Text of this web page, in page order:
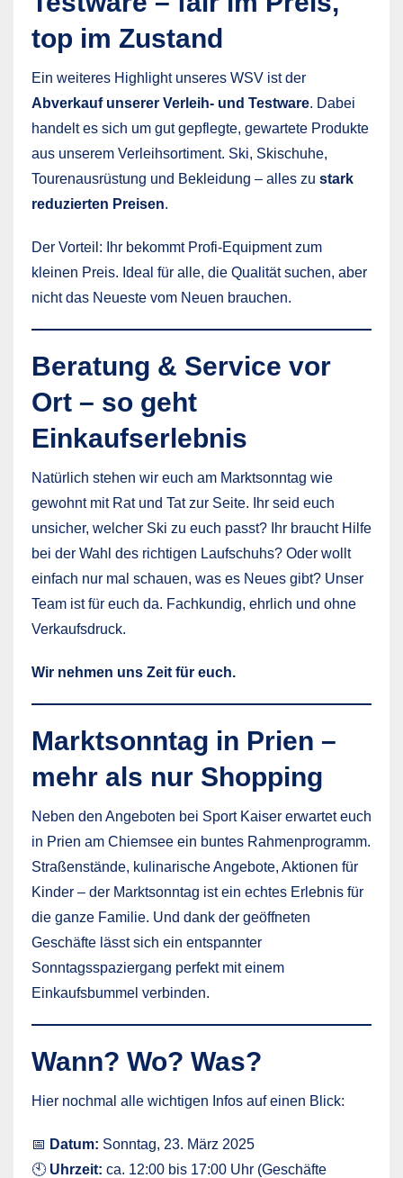
top im Zustand
Ein weiteres Highlight unseres WSV ist der
Abverkauf unserer Verleih- und Testware. Dabei
handelt es sich um gut gepflegte, gewartete Produkte
aus unserem Verleihsortiment. Ski, Skischuhe,
Tourenausrüstung und Bekleidung – alles zu stark
reduzierten Preisen.
Der Vorteil: Ihr bekommt Profi-Equipment zum
kleinen Preis. Ideal für alle, die Qualität suchen, aber
nicht das Neueste vom Neuen brauchen.
Beratung & Service vor
Ort – so geht
Einkaufserlebnis
Natürlich stehen wir euch am Marktsonntag wie
gewohnt mit Rat und Tat zur Seite. Ihr seid euch
unsicher, welcher Ski zu euch passt? Ihr braucht Hilfe
bei der Wahl des richtigen Laufschuhs? Oder wollt
einfach nur mal schauen, was es Neues gibt? Unser
Team ist für euch da. Fachkundig, ehrlich und ohne
Verkaufsdruck.
Wir nehmen uns Zeit für euch.
Marktsonntag in Prien –
mehr als nur Shopping
Neben den Angeboten bei Sport Kaiser erwartet euch
in Prien am Chiemsee ein buntes Rahmenprogramm.
Straßenstände, kulinarische Angebote, Aktionen für
Kinder – der Marktsonntag ist ein echtes Erlebnis für
die ganze Familie. Und dank der geöffneten
Geschäfte lässt sich ein entspannter
Sonntagsspaziergang perfekt mit einem
Einkaufsbummel verbinden.
Wann? Wo? Was?
Hier nochmal alle wichtigen Infos auf einen Blick:
📅 Datum: Sonntag, 23. März 2025
🕙 Uhrzeit: ca. 12:00 bis 17:00 Uhr (Geschäfte